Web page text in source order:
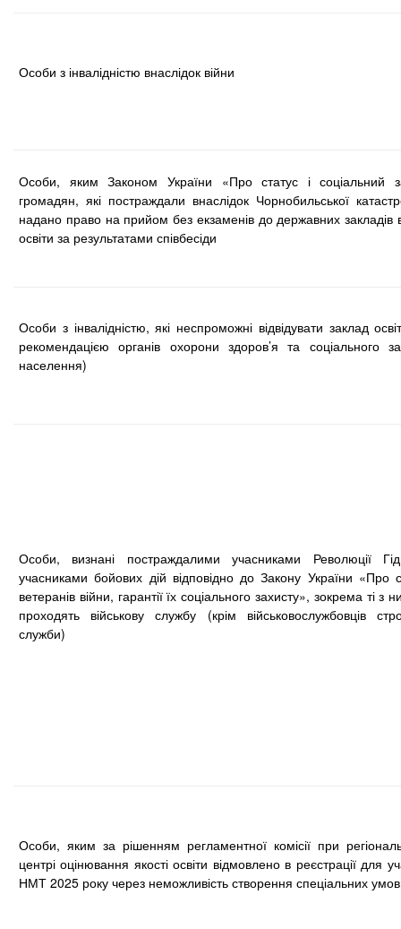
Особи з інвалідністю внаслідок війни
Особи, яким Законом України «Про статус і соціальний
громадян, які постраждали внаслідок Чорнобильської
надано право на прийом без екзаменів до державних закладів
освіти за результатами співбесіди
Особи з інвалідністю, які неспроможні відвідувати заклад
рекомендацією органів охорони здоров’я та соціального
населення)
Особи, визнані постраждалими учасниками Революції
учасниками бойових дій відповідно до Закону України «Про
ветеранів війни, гарантії їх соціального захисту», зокрема ті з
проходять військову службу (крім військовослужбовців
служби)
Особи, яким за рішенням регламентної комісії при
центрі оцінювання якості освіти відмовлено в реєстрації для
НМТ 2025 року через неможливість створення спеціальних умов